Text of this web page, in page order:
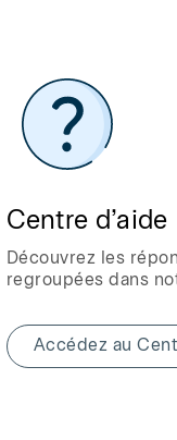
Centre d’aide
Découvrez les
regroupées dans
Accédez au